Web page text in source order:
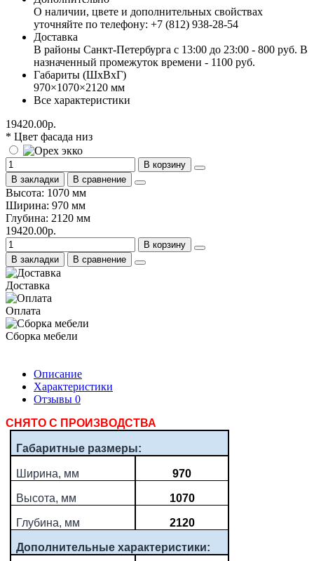
О наличии, цвете и дополнительных свойствах
уточняйте по телефону: +7 (812) 938-28-54
Доставка
В районы Санкт-Петербурга с 13:00 до 23:00 - 800 руб. В
назначенный промежуток времени - 1100 руб.
Габариты (ШхВхГ)
970×1070×2120 мм
Все характеристики
19420.00р.
* Цвет фасада низ
В корзину
В закладки
В сравнение
Высота: 1070 мм
Ширина: 970 мм
Глубина: 2120 мм
19420.00р.
В корзину
В закладки
В сравнение
Доставка
Оплата
Сборка мебели
Описание
Характеристики
Отзывы 0
СНЯТО С ПРОИЗВОДСТВА
Габаритные размеры:
Ширина, мм 970
Высота, мм 1070
Глубина, мм 2120
Дополнительные характеристики: